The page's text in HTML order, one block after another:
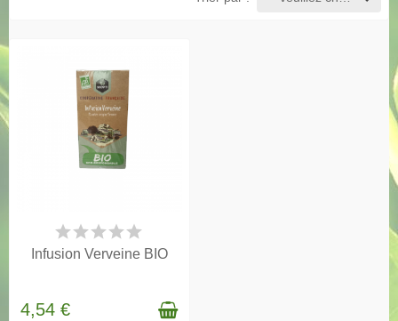
EN STOCK
Infusion Verveine BIO
4,54 €